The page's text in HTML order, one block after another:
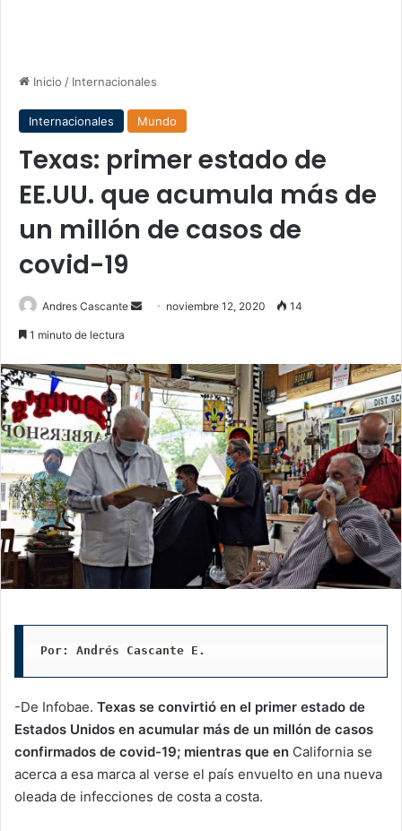
Inicio / Internacionales
Internacionales Mundo
Texas: primer estado de
EE.UU. que acumula más de
un millón de casos de
covid-19
Andres Cascante
Send noviembre 12, 2020 14
1 minuto de lectura
Por: Andrés Cascante E.
-De Infobae. Texas se convirtió en el primer estado de
Estados Unidos en acumular más de un millón de casos
confirmados de covid-19; mientras que en California se
acerca a esa marca al verse el país envuelto en una nueva
oleada de infecciones de costa a costa.